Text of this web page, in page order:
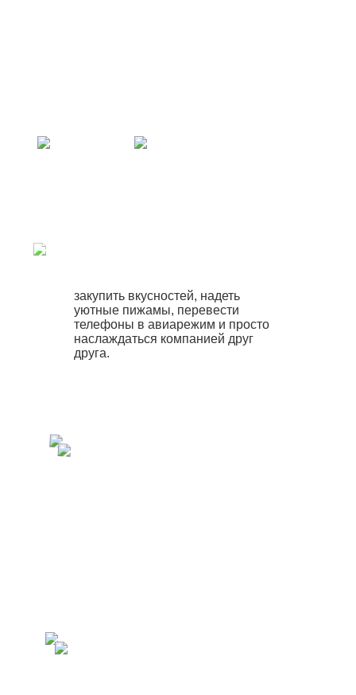
закупить вкусностей, надеть
уютные пижамы, перевести
телефоны в авиарежим и просто
наслаждаться компанией друг
друга.